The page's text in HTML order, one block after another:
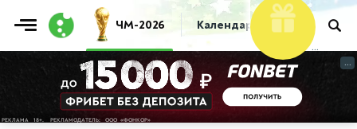
ЧМ-2026 Календарь Таблица
Фрибет
10 000 ₽
...
...